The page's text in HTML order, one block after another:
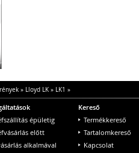
» Lloyd LK» LK1 »
épületig
előtt
alkalmával
Kereső
Termékkereső
Tartalomkereső
Kapcsolat